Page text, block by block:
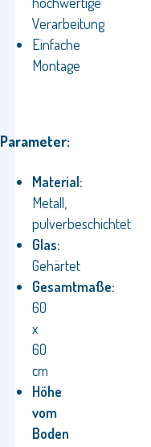
Verarbeitung
Einfache
Montage
Parameter:
Material:
Metall,
pulverbeschichtet
Glas:
Gehärtet
Gesamtmaße:
60
x
60
cm
Höhe
vom
Boden